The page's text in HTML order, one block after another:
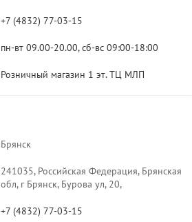
+7 (4832) 77-03-15
пн-вт 09.00-20.00, сб-вс 09:00-18:00
Розничный магазин 1 эт. ТЦ МЛП
Брянск
241035, Российская Федерация, Брянская
обл, г Брянск, Бурова ул, 20,
+7 (4832) 77-03-15